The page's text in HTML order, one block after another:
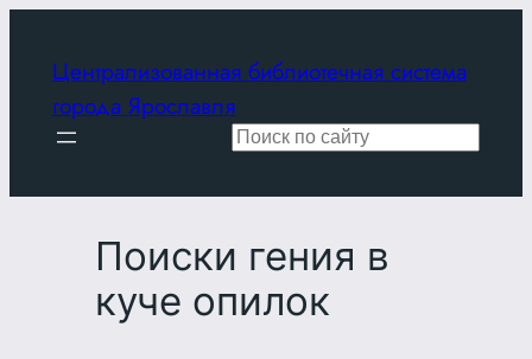
содержимому
Централизованная библиотечная система
города Ярославля
Поиск
Поиски гения в
куче опилок